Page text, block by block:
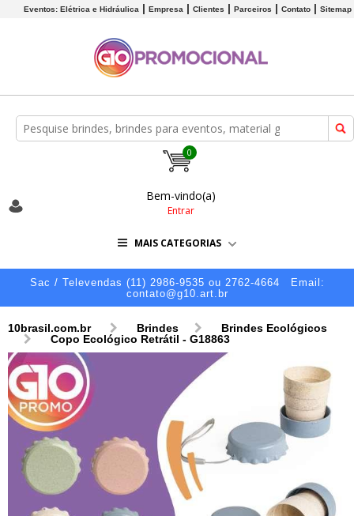
Eventos: Elétrica e Hidráulica Empresa Clientes Parceiros Contato Sitemap
0
Bem-vindo(a)
Entrar
MAIS CATEGORIAS
Sac / Televendas (11) 2986-9535 ou 2762-4664
Email:
contato@g10.art.br
10brasil.com.br Brindes
Brindes Ecológicos
Copo Ecológico Retrátil - G18863